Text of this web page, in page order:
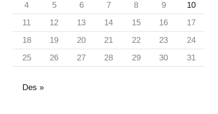
4
5 6 7 8 9
10
11
12 13 14 15 16
17
18
19 20 21 22 23
24
25
26 27 28 29 30 31
Des »